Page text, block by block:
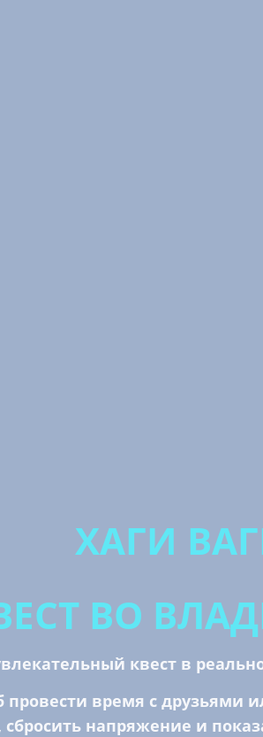
ХАГИ
ВО
квест в
провести время с друзьями
сбросить напряжение и